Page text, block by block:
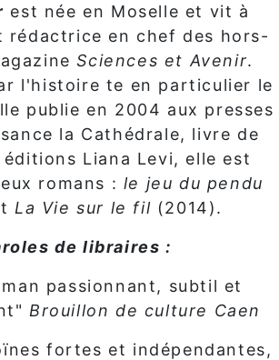
est née en Moselle et vit à
rédactrice en chef des hors-
Sciences et Avenir.
l'histoire te en particulier le
publie en 2004 aux presses
la Cathédrale, livre de
Liana Levi, elle est
romans : le jeu du pendu
La Vie sur le fil (2014).
de libraires :
passionnant, subtil et
Brouillon de culture Caen
fortes et indépendantes,